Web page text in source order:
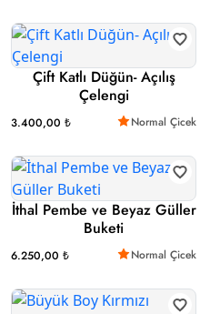
Çift Katlı Düğün- Açılış
Çelengi
3.400,00 ₺ Normal Çicek
İthal Pembe ve Beyaz Güller
Buketi
6.250,00 ₺ Normal Çicek